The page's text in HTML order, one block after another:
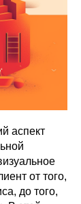
аспект
от того,
до того,